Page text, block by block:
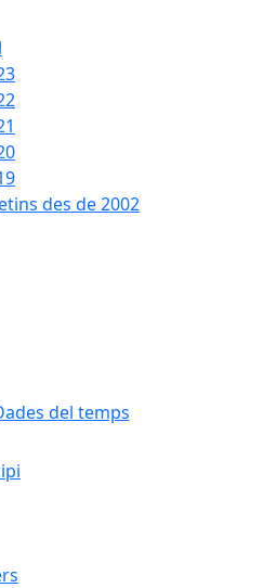
des de 2002
del temps